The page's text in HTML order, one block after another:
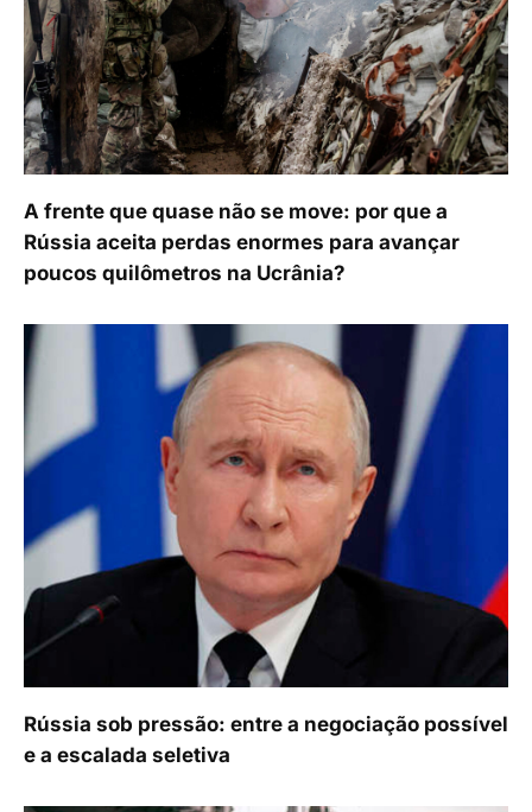
A frente que quase não se move: por que a
Rússia aceita perdas enormes para avançar
poucos quilômetros na Ucrânia?
Rússia sob pressão: entre a negociação possível
e a escalada seletiva